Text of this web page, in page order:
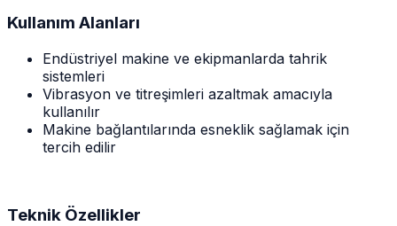
Kullanım Alanları
Endüstriyel makine ve ekipmanlarda tahrik
sistemleri
Vibrasyon ve titreşimleri azaltmak amacıyla
kullanılır
Makine bağlantılarında esneklik sağlamak için
tercih edilir
Teknik Özellikler